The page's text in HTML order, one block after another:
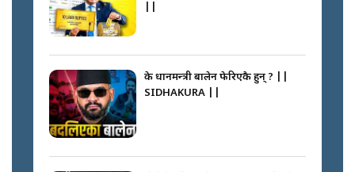
के प्रधानमन्त्री बालेन फेरिएकै हुन् ? ||
SIDHAKURA ||